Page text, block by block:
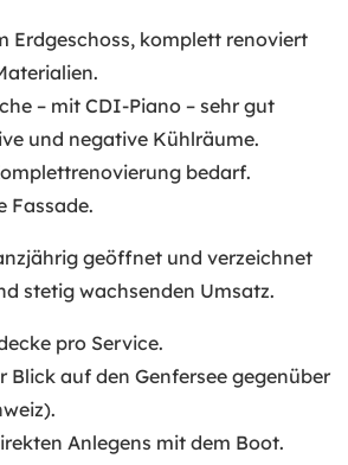
Erdgeschoss, komplett renoviert
– mit CDI-Piano – sehr gut
und negative Kühlräume.
bedarf.
Fassade.
geöffnet und verzeichnet
stetig wachsenden Umsatz.
pro Service.
Blick auf den Genfersee gegenüber
Anlegens mit dem Boot.